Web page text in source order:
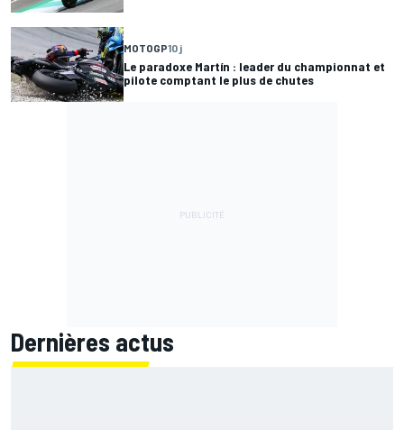
MOTOGP10 j
Le paradoxe Martín : leader du championnat et
pilote comptant le plus de chutes
Dernières actus